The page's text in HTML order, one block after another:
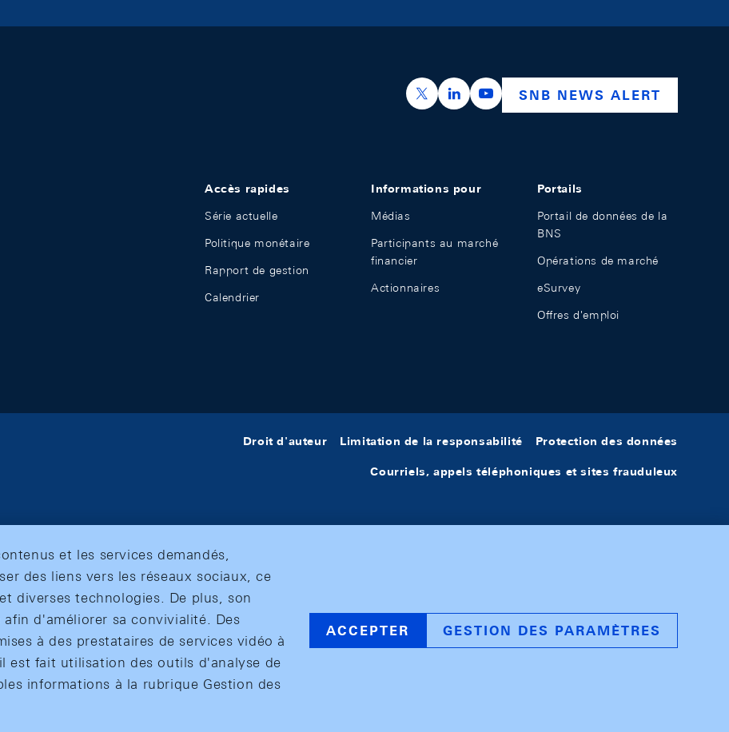
https://x.com/snb_bns
https://ch.linkedin.com/company/swiss-
https://www.youtube.com/
SNB NEWS ALERT
Accès rapides
Série actuelle
Politique monétaire
Rapport de gestion
Calendrier
Informations pour
Médias
Participants au marché
financier
Actionnaires
Portails
Portail de données de la
BNS
Opérations de marché
eSurvey
Offres d'emploi
Droit d'auteur Limitation de la responsabilité Protection des données
Courriels, appels téléphoniques et sites frauduleux
et les services demandés,
des liens vers les réseaux sociaux, ce
diverses technologies. De plus, son
d'améliorer sa convivialité. Des
à des prestataires de services vidéo à
est fait utilisation des outils d'analyse de
informations à la rubrique Gestion des
ACCEPTER GESTION DES PARAMÈTRES